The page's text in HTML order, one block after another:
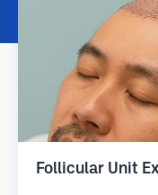
Follicular Unit